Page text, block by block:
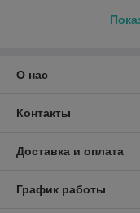
О нас
Контакты
Доставка и оплата
График работы